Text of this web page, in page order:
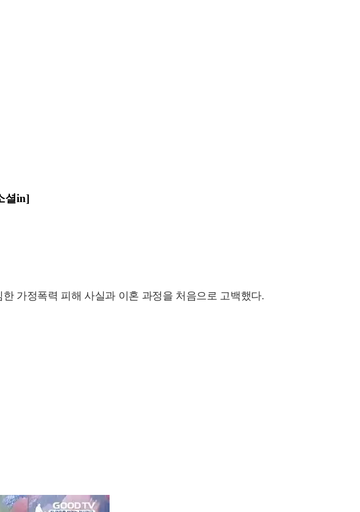
셜in]
가정폭력 피해 사실과 이혼 과정을 처음으로 고백했다.